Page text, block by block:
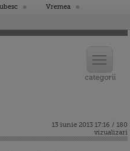
Vremea
13 iunie 2013 17:16 / 180
vizualizari